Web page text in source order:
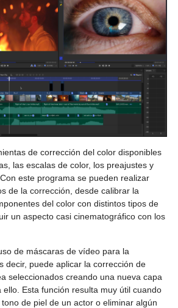
de corrección del color disponibles
las escalas de color, los preajustes y
este programa se pueden realizar
de la corrección, desde calibrar la
del color con distintos tipos de
un aspecto casi cinematográfico con los
de máscaras de vídeo para la
decir, puede aplicar la corrección de
seleccionados creando una nueva capa
Esta función resulta muy útil cuando
de piel de un actor o eliminar algún